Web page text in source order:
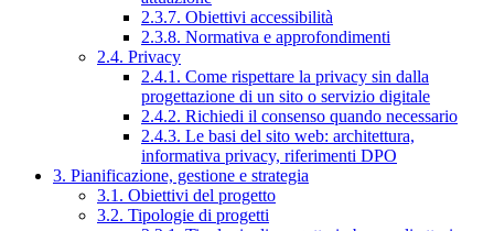
2.3.7. Obiettivi accessibilità
2.3.8. Normativa e approfondimenti
2.4. Privacy
2.4.1. Come rispettare la privacy sin dalla
progettazione di un sito o servizio digitale
2.4.2. Richiedi il consenso quando necessario
2.4.3. Le basi del sito web: architettura,
informativa privacy, riferimenti DPO
3. Pianificazione, gestione e strategia
3.1. Obiettivi del progetto
3.2. Tipologie di progetti